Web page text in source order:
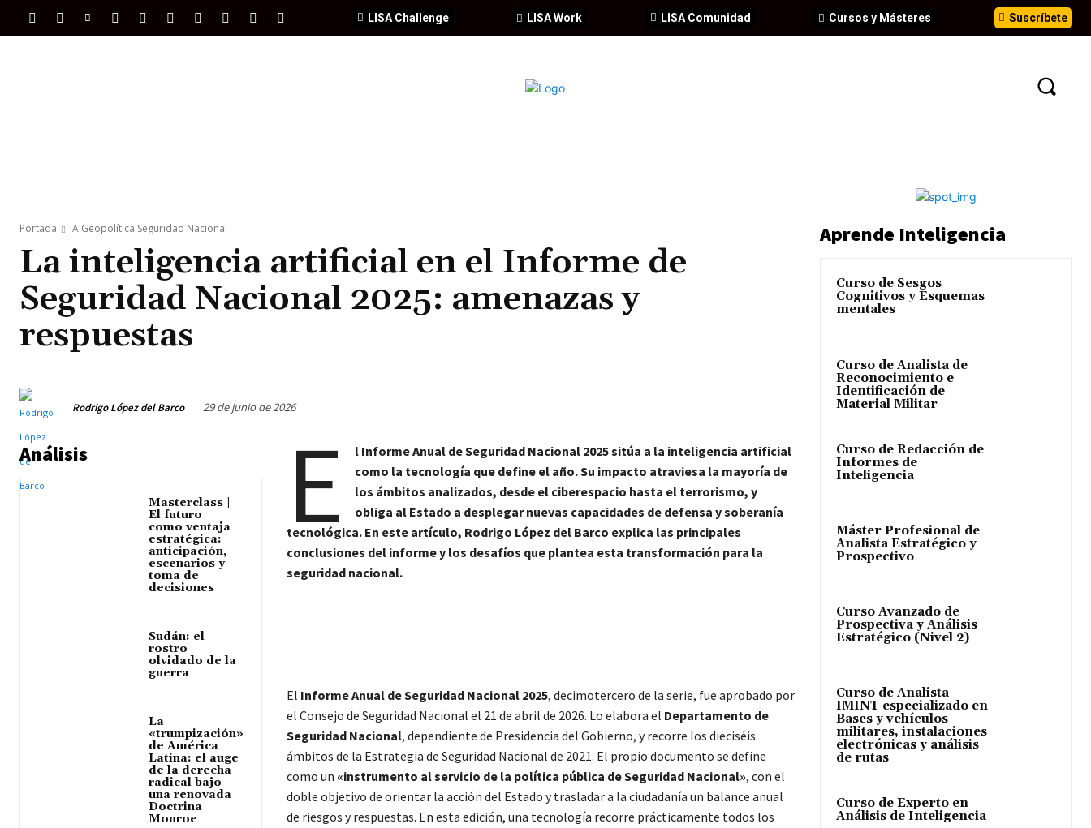
Suscríbete
Cursos y Másteres
LISA Comunidad
LISA Work
LISA Challenge
Portada IA Geopolítica Seguridad Nacional
La inteligencia artificial en el Informe de
Seguridad Nacional 2025: amenazas y
respuestas
Rodrigo López del Barco 29 de junio de 2026
Análisis
Masterclass |
El futuro
como ventaja
estratégica:
anticipación,
escenarios y
toma de
decisiones
Sudán: el
rostro
olvidado de la
guerra
La
«trumpización»
de América
Latina: el auge
de la derecha
radical bajo
una renovada
Doctrina
Monroe
E
l Informe Anual de Seguridad Nacional 2025 sitúa a la inteligencia artificial
como la tecnología que define el año. Su impacto atraviesa la mayoría de
los ámbitos analizados, desde el ciberespacio hasta el terrorismo, y
obliga al Estado a desplegar nuevas capacidades de defensa y soberanía
tecnológica. En este artículo, Rodrigo López del Barco explica las principales
conclusiones del informe y los desafíos que plantea esta transformación para la
seguridad nacional.
El Informe Anual de Seguridad Nacional 2025, decimotercero de la serie, fue aprobado por
el Consejo de Seguridad Nacional el 21 de abril de 2026. Lo elabora el Departamento de
Seguridad Nacional, dependiente de Presidencia del Gobierno, y recorre los dieciséis
ámbitos de la Estrategia de Seguridad Nacional de 2021. El propio documento se define
como un «instrumento al servicio de la política pública de Seguridad Nacional», con el
doble objetivo de orientar la acción del Estado y trasladar a la ciudadanía un balance anual
de riesgos y respuestas. En esta edición, una tecnología recorre prácticamente todos los
Aprende Inteligencia
Curso de Sesgos
Cognitivos y Esquemas
mentales
Curso de Analista de
Reconocimiento e
Identificación de
Material Militar
Curso de Redacción de
Informes de
Inteligencia
Máster Profesional de
Analista Estratégico y
Prospectivo
Curso Avanzado de
Prospectiva y Análisis
Estratégico (Nivel 2)
Curso de Analista
IMINT especializado en
Bases y vehículos
militares, instalaciones
electrónicas y análisis
de rutas
Curso de Experto en
Análisis de Inteligencia